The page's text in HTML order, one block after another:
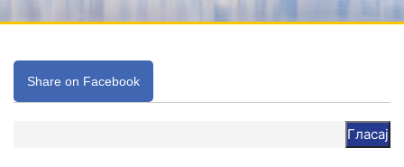
Share on Facebook
Гласај